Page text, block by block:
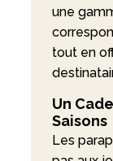
une
tout en
Un
Saisons
Les